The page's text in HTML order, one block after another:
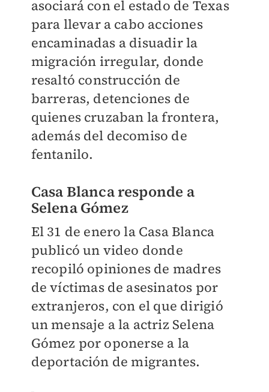
asociará con el estado de Texas
para llevar a cabo acciones
encaminadas a disuadir la
migración irregular, donde
resaltó construcción de
barreras, detenciones de
quienes cruzaban la frontera,
además del decomiso de
fentanilo.
Casa Blanca responde a
Selena Gómez
​El 31 de enero la Casa Blanca
publicó un video donde
recopiló opiniones de madres
de víctimas de asesinatos por
extranjeros, con el que dirigió
un mensaje a la actriz Selena
Gómez por oponerse a la
deportación de migrantes.